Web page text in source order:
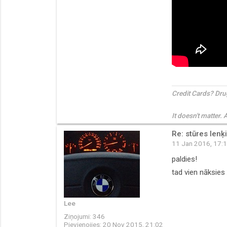
Credit Cards?
It doesn't matter.
Lee
Ziņojumi: 346
Pievienojies: 20 Nov 2015, 21:02
Re: stūres
11 Jan 2016,
paldies!
tad vien